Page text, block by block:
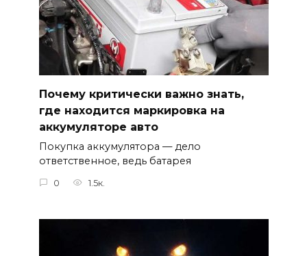
Почему критически важно знать,
где находится маркировка на
аккумуляторе авто
Покупка аккумулятора — дело
ответственное, ведь батарея
0 1.5к.